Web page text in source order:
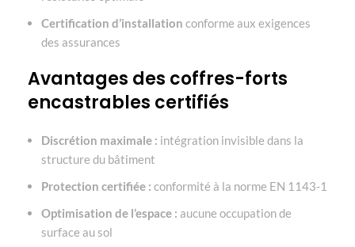
Certification d’installation conforme aux exigences
des assurances
Avantages des coffres-forts
encastrables certifiés
Discrétion maximale : intégration invisible dans la
structure du bâtiment
Protection certifiée : conformité à la norme EN 1143-1
Optimisation de l’espace : aucune occupation de
surface au sol